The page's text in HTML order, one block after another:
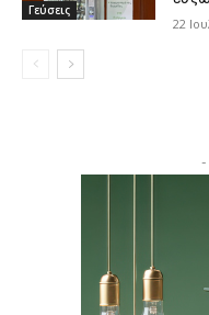
Γεύσεις
22
-